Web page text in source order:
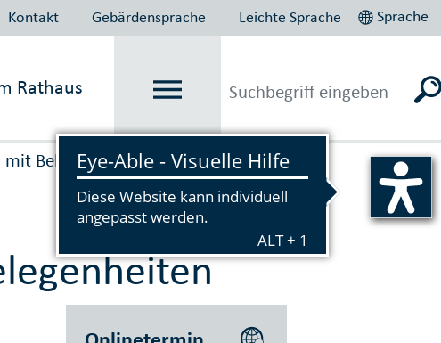
Kontakt Gebärdensprache Leichte Sprache Sprache
Rathaus
mit Behinderung